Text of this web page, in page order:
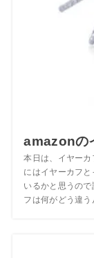
amazonの
本日は、イヤー
にはイヤーカフ
いるかと思うの
フは何がどう違う